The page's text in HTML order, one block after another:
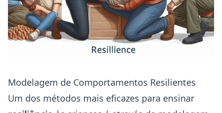
Modelagem de Comportamentos Resilientes
Um dos métodos mais eficazes para ensinar